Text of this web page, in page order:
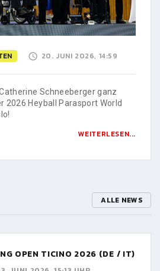
20. JUNI 2026, 14:59
Schneeberger ganz
2026 Heyball Parasport World
WEITERLESEN...
ALLE NEWS
OPEN TICINO 2026 (DE / IT)